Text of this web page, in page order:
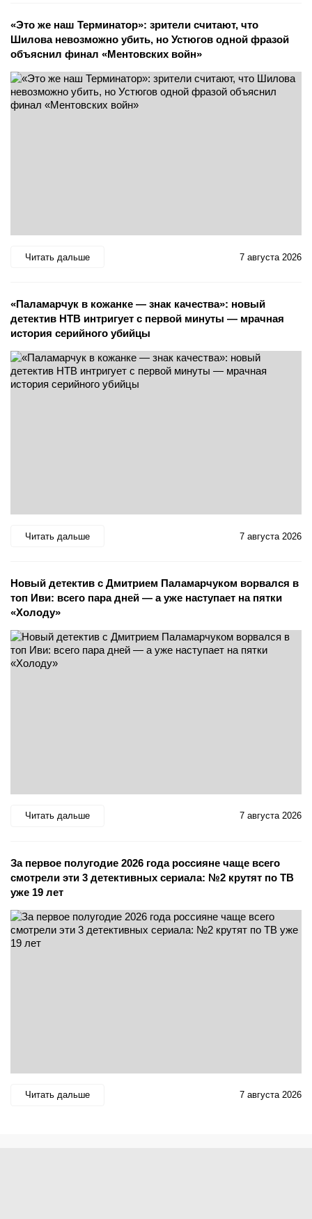
«Это же наш Терминатор»: зрители считают, что
Шилова невозможно убить, но Устюгов одной фразой
объяснил финал «Ментовских войн»
Читать дальше 7 августа 2026
«Паламарчук в кожанке — знак качества»: новый
детектив НТВ интригует с первой минуты — мрачная
история серийного убийцы
Читать дальше 7 августа 2026
Новый детектив с Дмитрием Паламарчуком ворвался в
топ Иви: всего пара дней — а уже наступает на пятки
«Холоду»
Читать дальше 7 августа 2026
За первое полугодие 2026 года россияне чаще всего
смотрели эти 3 детективных сериала: №2 крутят по ТВ
уже 19 лет
Читать дальше 7 августа 2026